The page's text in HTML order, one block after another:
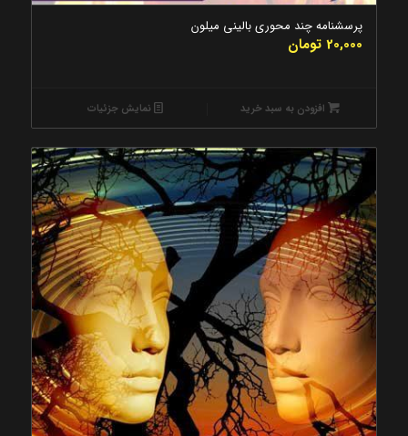
5.00
پرسشنامه چند محوری بالینی میلون
20,000 تومان
افزودن به سبد خرید نمایش جزئیات